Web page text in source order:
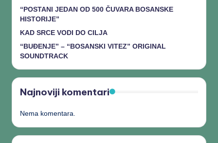
“POSTANI JEDAN OD 500 ČUVARA BOSANSKE
HISTORIJE”
KAD SRCE VODI DO CILJA
“BUĐENJE” – “BOSANSKI VITEZ” ORIGINAL
SOUNDTRACK
Najnoviji komentari
Nema komentara.